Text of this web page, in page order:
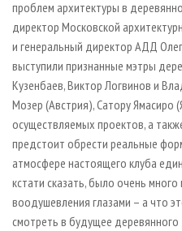
проблем архитектуры в
директор Московской
и генеральный директор АДД
выступили признанные мэтры
Кузенбаев, Виктор Логвинов и
Мозер (Австрия), Сатору
осуществляемых проектов, а
предстоит обрести реальные
атмосфере настоящего клуба
кстати сказать, было очень
воодушевления глазами – а что
смотреть в будущее